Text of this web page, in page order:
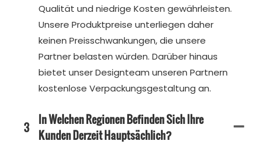
Qualität und niedrige Kosten gewährleisten.
Unsere Produktpreise unterliegen daher
keinen Preisschwankungen, die unsere
Partner belasten würden. Darüber hinaus
bietet unser Designteam unseren Partnern
kostenlose Verpackungsgestaltung an.
3 In Welchen Regionen Befinden Sich Ihre
Kunden Derzeit Hauptsächlich?